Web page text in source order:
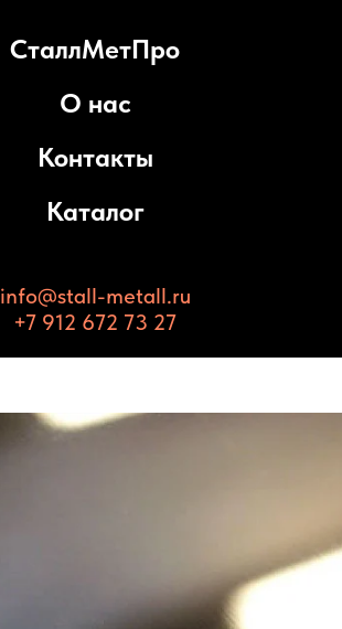
СталлМетПро
О нас
Контакты
Каталог
info@stall-metall.ru
+7 912 672 73 27